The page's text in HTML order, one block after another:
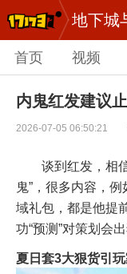
地下城
首页 视频
内鬼红发建议
2026-07-05 06:50:21
谈到红发，相
鬼”，很多内容，
域礼包，都是他提
功“预测”对策划会出
夏日套3大狠货引